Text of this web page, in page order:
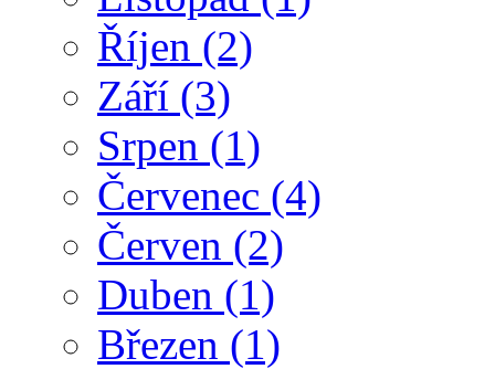
Říjen (2)
Září (3)
Srpen (1)
Červenec (4)
Červen (2)
Duben (1)
Březen (1)